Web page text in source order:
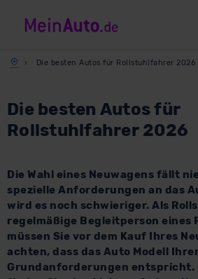
Die besten Autos für Rollstuhlfahrer 2026
Die besten Autos für
Rollstuhlfahrer 2026
Die Wahl eines Neuwagens fällt
spezielle Anforderungen an das
wird es noch schwieriger. Als
regelmäßige Begleitperson eines
müssen Sie vor dem Kauf Ihres
achten, dass das Auto Modell
Grundanforderungen entspricht.